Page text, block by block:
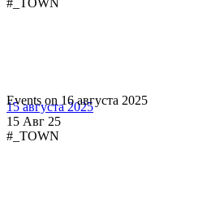
15 августа 2025
15 Авг 25
#_TOWN
Events on 16 августа 2025